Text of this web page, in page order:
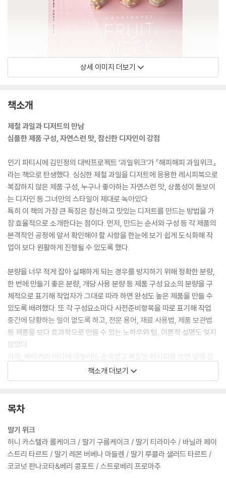
상세 이미지 더보기
책소개
제철 과일과 디저트의 만남
심플한 제품 구성, 자연스런 맛, 참신한 디자인이 강점
인기 파티시에 김민정의 대박프로젝트 ‘과일위크’가 『해피해피 과일위크』
라는 책으로 탄생했다. 싱싱한 제철 과일을 디저트에 응용한 레시피북으로
복잡하지 않은 제품 구성, 누구나 좋아하는 자연스런 맛, 상품성이 돋보이
는 디자인 등 그녀만의 스타일이 제대로 녹아있다
특히 이 책의 가장 큰 특징은 참신하고 맛있는 디저트를 만드는 방법을 가
장 효율적으로 소개한다는 점이다. 먼저, 만드는 순서와 구성 등 각 제품의
본격적인 공정에 앞서 확인해야 할 사항을 한눈에 보기 쉽게 도식화해 작
업이 보다 원활하게 진행될 수 있도록 했다.
분량을 너무 적게 잡아 실패하게 되는 경우를 방지하기 위해 정확한 분량,
한 번에 만들기 좋은 분량, 개당 사용 분량 등 제품 구성 요소의 분량을 구
체적으로 표기해 작업자가 그대로 따라 하면 완성도 높은 제품을 만들 수
있도록 배려했다. 또 각 구성요소마다 사전준비항목을 따로 표기해 작업
중간에 당황하는 일이 없도록 하고, 전문 용어, 재료 사용법, 제품 보관법
등 제품을 보다 효과적으로 만들 수 있는 노하우와 팁, 이론적 설명도 잊지
않았다.
카페, 베이커리 어디에 내놓아도 손색없고 복잡한 레시피를 보면 덜컥 겁
부터 나는 초보자라도 충분히 따라 할 수 있는 『해피해피 과일위크』로 과
일 디저트의 신세계를 경험해보자.
책소개 더보기
목차
딸기 위크
허니 카스텔라 롤케이크 / 딸기 구름케이크 / 딸기 티라미수 / 바닐라 페이
스트리 타르트 / 딸기 레몬 버베나 마들렌 / 딸기 루콜라 샐러드 타르트 /
코코넛 판나코타&베리 콩포트 / 스트로베리 프로마주